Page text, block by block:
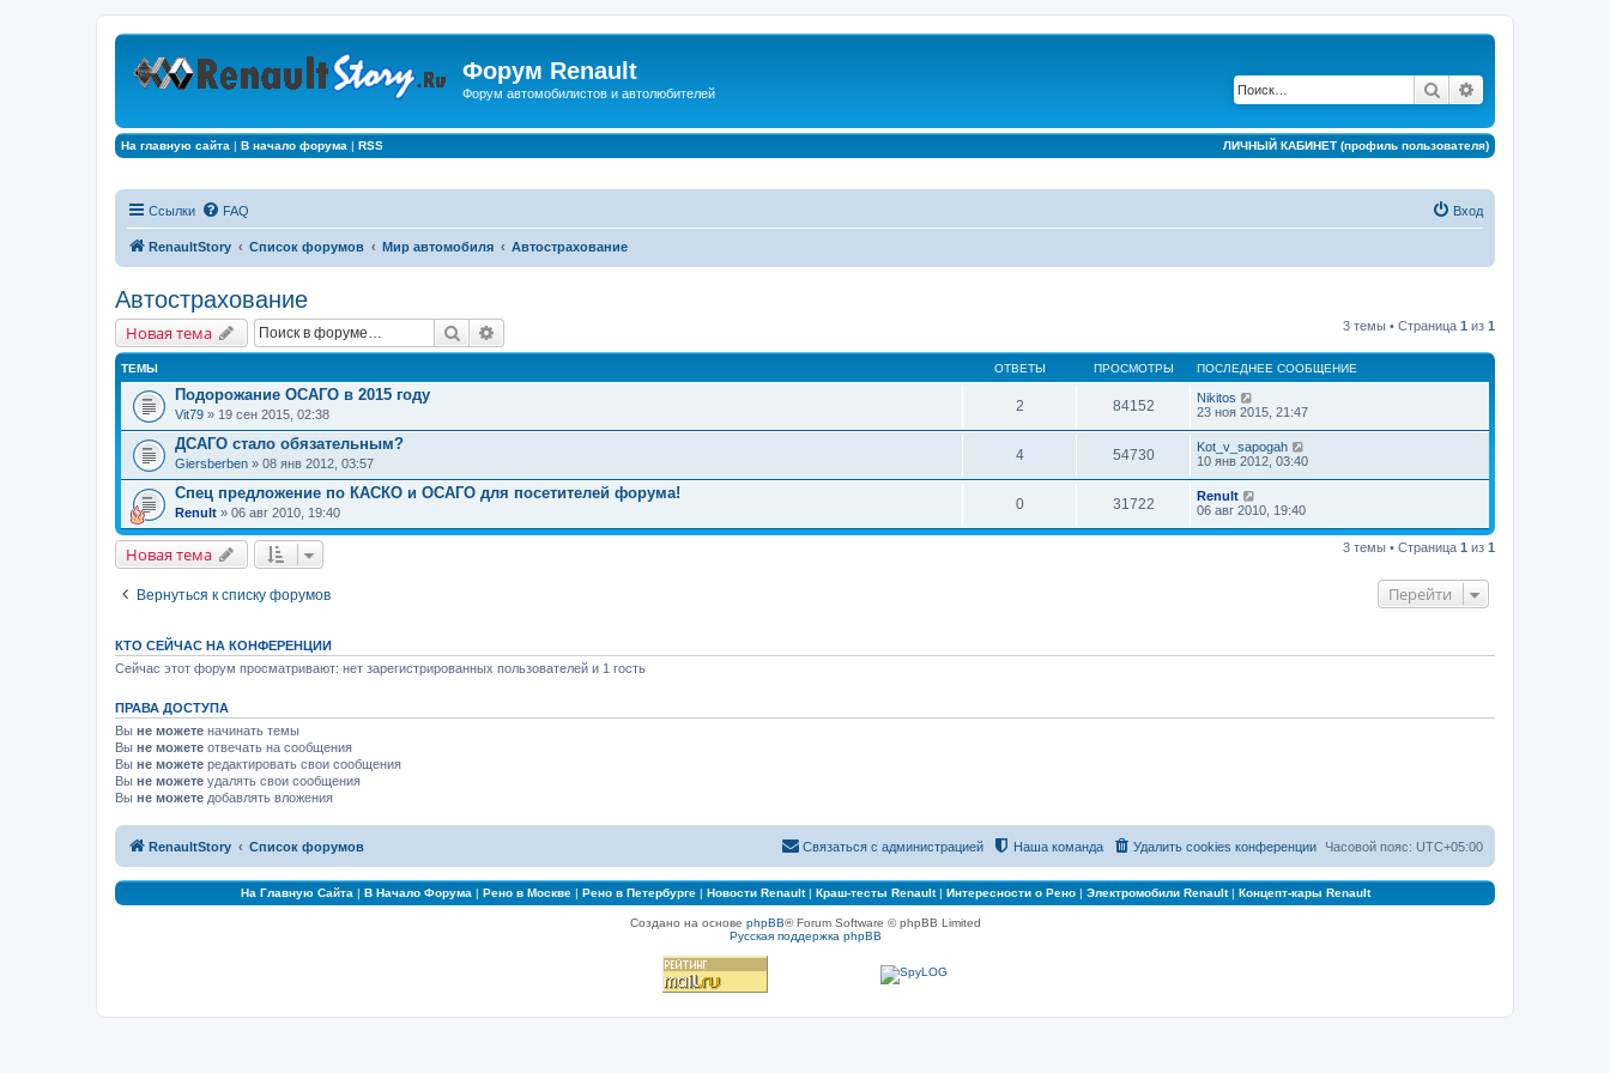
Форум Renault
Форум автомобилистов и автолюбителей Поиск
На главную сайта | В начало форума | RSS ЛИЧНЫЙ КАБИНЕТ (профиль пользователя)
Ссылки FAQ Вход
RenaultStory Список форумов Мир автомобиля Автострахование
Автострахование
Новая тема Поиск 3 темы • Страница 1 из 1
ТЕМЫ ОТВЕТЫ ПРОСМОТРЫ ПОСЛЕДНЕЕ СООБЩЕНИЕ
Подорожание ОСАГО в 2015 году
Vit79 » 19 сен 2015, 02:38
2 84152
Nikitos
23 ноя 2015, 21:47
ДСАГО стало обязательным?
Giersberben » 08 янв 2012, 03:57
4 54730
Kot_v_sapogah
10 янв 2012, 03:40
Спец предложение по КАСКО и ОСАГО для посетителей форума!
Renult » 06 авг 2010, 19:40
0 31722
Renult
06 авг 2010, 19:40
Новая тема 3 темы • Страница 1 из 1
Вернуться к списку форумов Перейти
КТО СЕЙЧАС НА КОНФЕРЕНЦИИ
Сейчас этот форум просматривают: нет зарегистрированных пользователей и 1 гость
ПРАВА ДОСТУПА
Вы не можете начинать темы
Вы не можете отвечать на сообщения
Вы не можете редактировать свои сообщения
Вы не можете удалять свои сообщения
Вы не можете добавлять вложения
RenaultStory Список форумов Часовой пояс: UTC+05:00
Удалить cookies конференции
Наша команда
Связаться с администрацией
На Главную Сайта | В Начало Форума | Рено в Москве| Рено в Петербурге| Новости Renault| Краш-тесты Renault| Интересности о Рено| Электромобили Renault| Концепт-кары Renault
Создано на основе phpBB® Forum Software © phpBB Limited
Русская поддержка phpBB